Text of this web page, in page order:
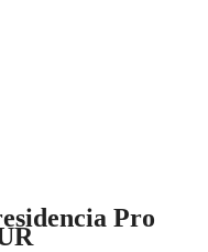
Pro